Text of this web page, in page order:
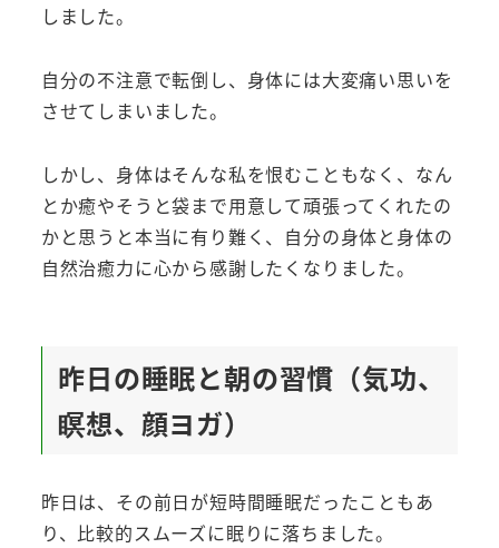
しました。
自分の不注意で転倒し、身体には大変痛い思いを
させてしまいました。
しかし、身体はそんな私を恨むこともなく、なん
とか癒やそうと袋まで用意して頑張ってくれたの
かと思うと本当に有り難く、自分の身体と身体の
自然治癒力に心から感謝したくなりました。
昨日の睡眠と朝の習慣（気功、
瞑想、顔ヨガ）
昨日は、その前日が短時間睡眠だったこともあ
り、比較的スムーズに眠りに落ちました。